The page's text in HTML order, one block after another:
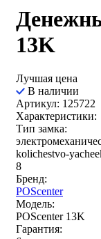
13K
Лучшая цена
В наличии
Артикул: 125722
Характеристики:
Тип замка:
kolichestvo-
8
Бренд:
POScenter
Модель:
POScenter 13K
Гарантия: